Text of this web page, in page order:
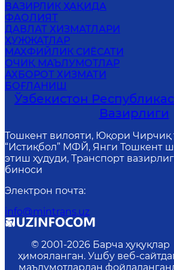
ВАЗИРЛИК ҲАҚИДА
ФАОЛИЯТ
ДАВЛАТ ХИЗМАТЛАРИ
ҲУЖЖАТЛАР
MАХФИЙЛИК СИЁСАТИ
ОЧИҚ МАЪЛУМОТЛАР
АХБОРОТ ХИЗМАТИ
БОҒЛАНИШ
Ўзбекистон
Вазирлиги
Тошкент вилояти, Юқори Чирчиқ
“Истиқбол” МФЙ, Янги Тошкент
этиш ҳудуди, Транспорт
биноси
Электрон почта:
info@mintrans.uz
© 2001-2026 Барча ҳуқуқлар
ҳимояланган. Ушбу веб-
маълумотлардан